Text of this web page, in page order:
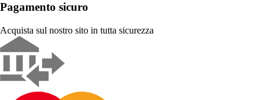
Pagamento sicuro
Acquista sul nostro sito in tutta sicurezza